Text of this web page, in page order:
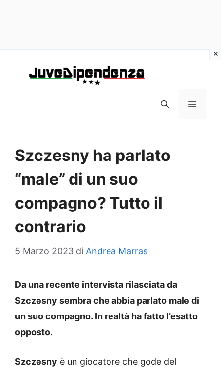
MENU
Szczesny ha parlato
“male” di un suo
compagno? Tutto il
contrario
5 Marzo 2023 di Andrea Marras
Da una recente intervista rilasciata da
Szczesny sembra che abbia parlato male di
un suo compagno. In realtà ha fatto l’esatto
opposto.
Szczesny è un giocatore che gode del